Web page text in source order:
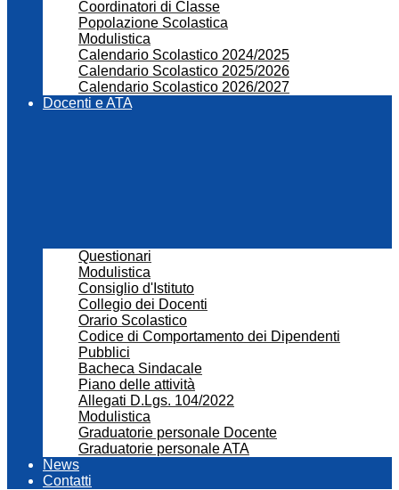
Coordinatori di Classe
Popolazione Scolastica
Modulistica
Calendario Scolastico 2024/2025
Calendario Scolastico 2025/2026
Calendario Scolastico 2026/2027
Docenti e ATA
Questionari
Modulistica
Consiglio d'Istituto
Collegio dei Docenti
Orario Scolastico
Codice di Comportamento dei Dipendenti
Pubblici
Bacheca Sindacale
Piano delle attività
Allegati D.Lgs. 104/2022
Modulistica
Graduatorie personale Docente
Graduatorie personale ATA
News
Contatti